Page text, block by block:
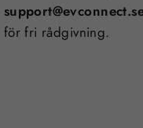
för fri rådgivning.